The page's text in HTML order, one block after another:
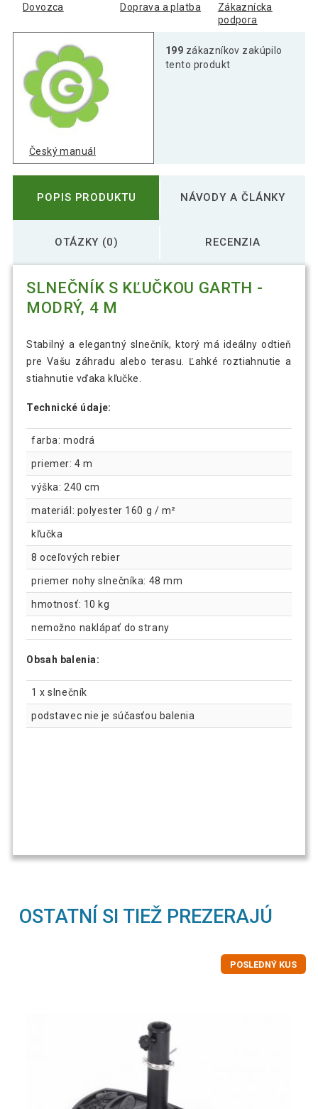
Dovozca Doprava a platba
Zákaznícka
podpora
Český manuál
199 zákazníkov zakúpilo
tento produkt
POPIS PRODUKTU NÁVODY A ČLÁNKY
OTÁZKY (0) RECENZIA
SLNEČNÍK S KĽUČKOU GARTH -
MODRÝ, 4 M
Stabilný a elegantný slnečník, ktorý má ideálny odtieň
pre Vašu záhradu alebo terasu. Ľahké roztiahnutie a
stiahnutie vďaka kľučke.
Technické údaje:
farba: modrá
priemer: 4 m
výška: 240 cm
materiál: polyester 160 g / m²
kľučka
8 oceľových rebier
priemer nohy slnečníka: 48 mm
hmotnosť: 10 kg
nemožno naklápať do strany
Obsah balenia:
1 x slnečník
podstavec nie je súčasťou balenia
OSTATNÍ SI TIEŽ PREZERAJÚ
POSLEDNÝ KUS